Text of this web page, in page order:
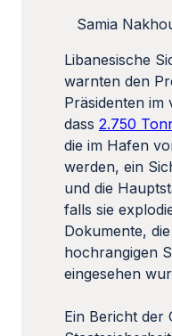
Samia
Libanesische
warnten den
Präsidenten im
dass 2.750
die im Hafen
werden, ein
und die
falls sie
Dokumente,
hochrangigen
eingesehen
Ein Bericht der